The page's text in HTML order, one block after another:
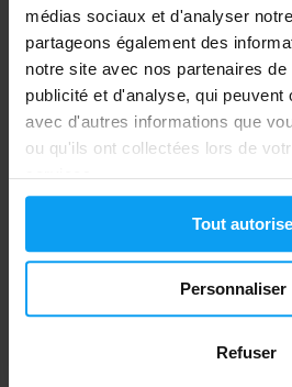
médias sociaux et d'analyser
partageons également des
notre site avec nos partenaires
publicité et d'analyse, qui
avec d'autres informations que
ou qu'ils ont collectées lors de
services.
Tout
Personnaliser
Refuser
EN STOCK EN
PRO Sport Bottle 550 ml
6,19